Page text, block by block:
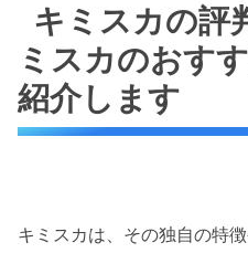
キミスカの評
ミスカのおす
紹介します
キミスカは、その独自の特